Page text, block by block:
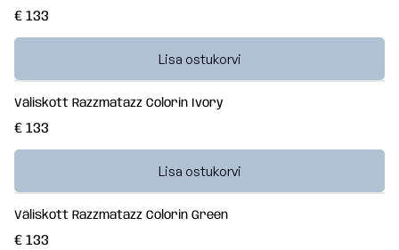
€ 133
Lisa ostukorvi
Väliskott Razzmatazz Colorin Ivory
€ 133
Lisa ostukorvi
Väliskott Razzmatazz Colorin Green
€ 133